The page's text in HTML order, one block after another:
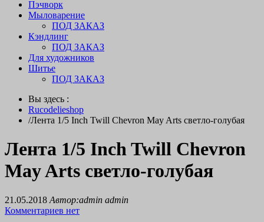
Пэчворк
Мыловарение
ПОД ЗАКАЗ
Кэндлинг
ПОД ЗАКАЗ
Для художников
Шитье
ПОД ЗАКАЗ
Вы здесь :
Rucodelieshop
/Лента 1/5 Inch Twill Chevron May Arts светло-голубая
Лента 1/5 Inch Twill Chevron
May Arts светло-голубая
21.05.2018 Автор:admin admin
Комментариев нет